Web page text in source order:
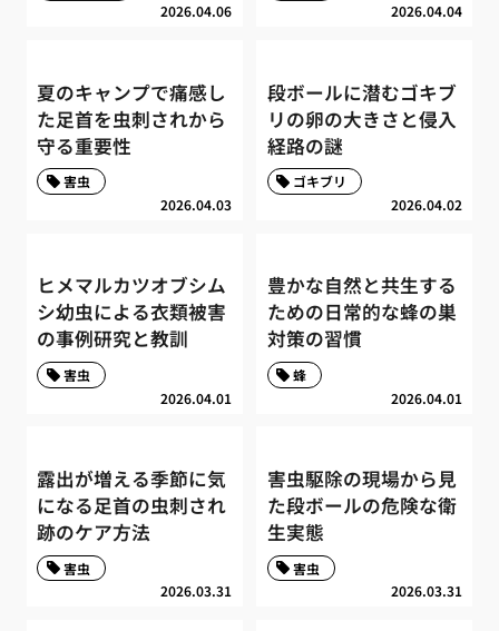
2026.04.06 2026.04.04
夏のキャンプで痛感し
た足首を虫刺されから
守る重要性
2026.04.03
害虫
段ボールに潜むゴキブ
リの卵の大きさと侵入
経路の謎
2026.04.02
ゴキブリ
ヒメマルカツオブシム
シ幼虫による衣類被害
の事例研究と教訓
2026.04.01
害虫
豊かな自然と共生する
ための日常的な蜂の巣
対策の習慣
2026.04.01
蜂
露出が増える季節に気
になる足首の虫刺され
跡のケア方法
2026.03.31
害虫
害虫駆除の現場から見
た段ボールの危険な衛
生実態
2026.03.31
害虫